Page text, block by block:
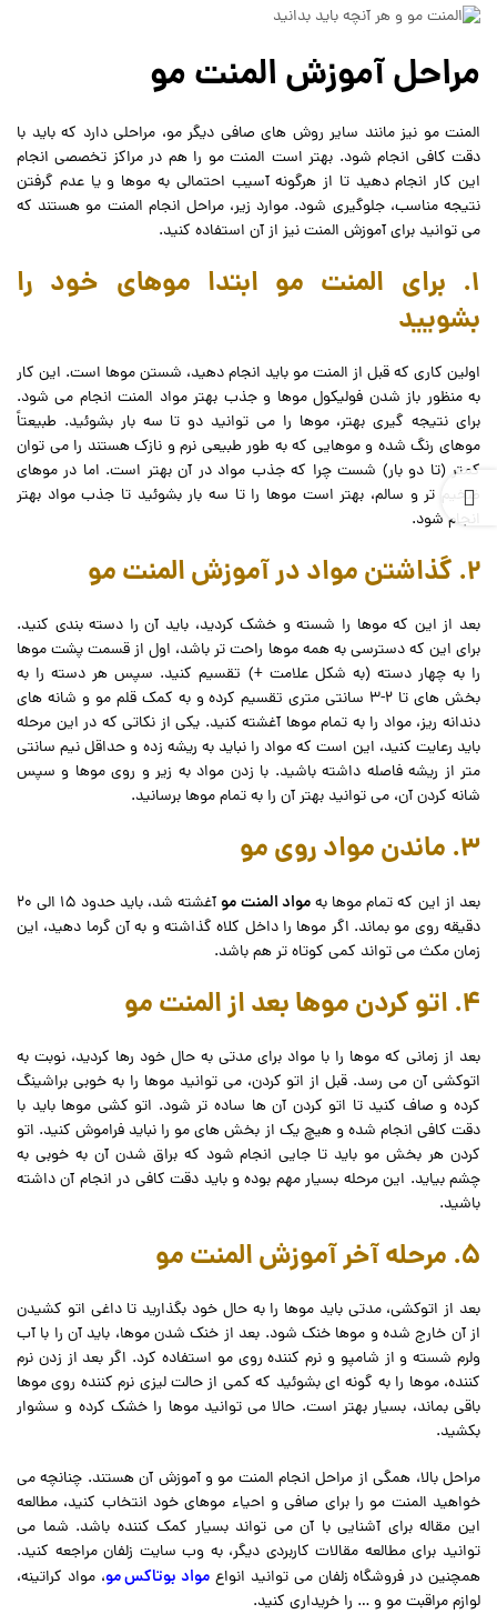
مراحل آموزش المنت مو
المنت مو نیز مانند سایر روش های صافی دیگر مو، مراحلی دارد که باید با
دقت کافی انجام شود. بهتر است المنت مو را هم در مراکز تخصصی انجام
این کار انجام دهید تا از هرگونه آسیب احتمالی به موها و یا عدم گرفتن
نتیجه مناسب، جلوگیری شود. موارد زیر، مراحل انجام المنت مو هستند که
می توانید برای آموزش المنت نیز از آن استفاده کنید.
1. برای المنت مو ابتدا موهای خود را
بشویید
اولین کاری که قبل از المنت مو باید انجام دهید، شستن موها است. این کار
به منظور باز شدن فولیکول موها و جذب بهتر مواد المنت انجام می شود.
برای نتیجه گیری بهتر، موها را می توانید دو تا سه بار بشوئید. طبیعتاً
موهای رنگ شده و موهایی که به طور طبیعی نرم و نازک هستند را می توان
کمتر (تا دو بار) شست چرا که جذب مواد در آن بهتر است. اما در موهای
ضخیم تر و سالم، بهتر است موها را تا سه بار بشوئید تا جذب مواد بهتر
انجام شود.
2. گذاشتن مواد در آموزش المنت مو
بعد از این که موها را شسته و خشک کردید، باید آن را دسته بندی کنید.
برای این که دسترسی به همه موها راحت تر باشد، اول از قسمت پشت موها
را به چهار دسته (به شکل علامت +) تقسیم کنید. سپس هر دسته را به
بخش های تا 2-3 سانتی متری تقسیم کرده و به کمک قلم مو و شانه های
دندانه ریز، مواد را به تمام موها آغشته کنید. یکی از نکاتی که در این مرحله
باید رعایت کنید، این است که مواد را نباید به ریشه زده و حداقل نیم سانتی
متر از ریشه فاصله داشته باشید. با زدن مواد به زیر و روی موها و سپس
شانه کردن آن، می توانید بهتر آن را به تمام موها برسانید.
3. ماندن مواد روی مو
بعد از این که تمام موها بهمواد المنت مو
آغشته شد، باید حدود 15 الی 20
دقیقه روی مو بماند. اگر موها را داخل کلاه گذاشته و به آن گرما دهید، این
زمان مکث می تواند کمی کوتاه تر هم باشد.
4. اتو کردن موها بعد از المنت مو
بعد از زمانی که موها را با مواد برای مدتی به حال خود رها کردید، نوبت به
اتوکشی آن می رسد. قبل از اتو کردن، می توانید موها را به خوبی براشینگ
کرده و صاف کنید تا اتو کردن آن ها ساده تر شود. اتو کشی موها باید با
دقت کافی انجام شده و هیچ یک از بخش های مو را نباید فراموش کنید. اتو
کردن هر بخش مو باید تا جایی انجام شود که براق شدن آن به خوبی به
چشم بیاید. این مرحله بسیار مهم بوده و باید دقت کافی در انجام آن داشته
باشید.
5. مرحله آخر آموزش المنت مو
بعد از اتوکشی، مدتی باید موها را به حال خود بگذارید تا داغی اتو کشیدن
از آن خارج شده و موها خنک شود. بعد از خنک شدن موها، باید آن را با آب
ولرم شسته و از شامپو و نرم کننده روی مو استفاده کرد. اگر بعد از زدن نرم
کننده، موها را به گونه ای بشوئید که کمی از حالت لیزی نرم کننده روی موها
باقی بماند، بسیار بهتر است. حالا می توانید موها را خشک کرده و سشوار
بکشید.
مراحل بالا، همگی از مراحل انجام المنت مو و آموزش آن هستند. چنانچه می
خواهید المنت مو را برای صافی و احیاء موهای خود انتخاب کنید، مطالعه
این مقاله برای آشنایی با آن می تواند بسیار کمک کننده باشد. شما می
توانید برای مطالعه مقالات کاربردی دیگر، به وب سایت زلفان مراجعه کنید.
همچنین در فروشگاه زلفان می توانید انواع مواد بوتاکس مو، مواد کراتینه،
لوازم مراقبت مو و … را خریداری کنید.